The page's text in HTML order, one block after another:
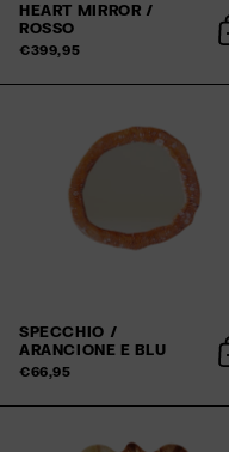
HEART MIRROR /
ROSSO
€399,95
SPECCHIO /
ARANCIONE E BLU
€66,95